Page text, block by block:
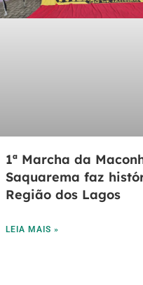
1ª Marcha da
Saquarema faz
Região dos Lagos
LEIA MAIS »